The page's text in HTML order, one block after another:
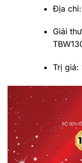
Địa
Giải
Trị giá: